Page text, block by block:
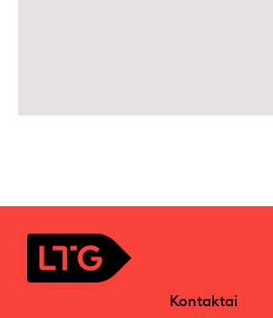
Kontaktai